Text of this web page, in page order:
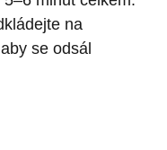
na
se odsál